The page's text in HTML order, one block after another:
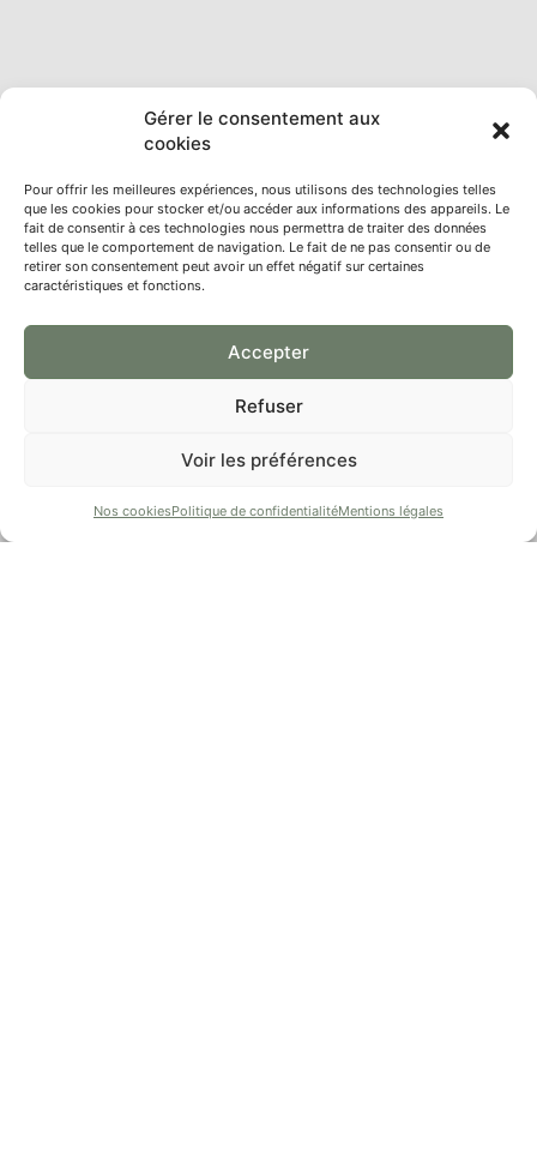
Gérer le consentement aux
cookies
Pour offrir les meilleures expériences, nous utilisons des technologies telles
que les cookies pour stocker et/ou accéder aux informations des appareils. Le
fait de consentir à ces technologies nous permettra de traiter des données
telles que le comportement de navigation. Le fait de ne pas consentir ou de
retirer son consentement peut avoir un effet négatif sur certaines
caractéristiques et fonctions.
Accepter
Refuser
Voir les préférences
Nos cookiesPolitique de confidentialitéMentions légales